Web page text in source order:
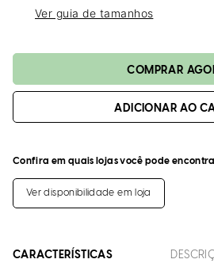
Ver guia de tamanhos
ADICIONAR AO
Confira em quais lojas você pode
Ver disponibilidade em loja
CARACTERÍSTICAS